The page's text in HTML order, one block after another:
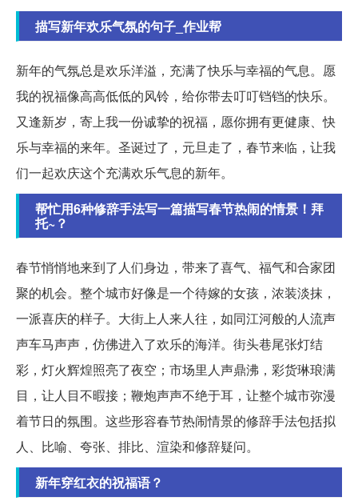
描写新年欢乐气氛的句子_作业帮
新年的气氛总是欢乐洋溢，充满了快乐与幸福的气息。愿
我的祝福像高高低低的风铃，给你带去叮叮铛铛的快乐。
又逢新岁，寄上我一份诚挚的祝福，愿你拥有更健康、快
乐与幸福的来年。圣诞过了，元旦走了，春节来临，让我
们一起欢庆这个充满欢乐气息的新年。
帮忙用6种修辞手法写一篇描写春节热闹的情景！拜
托~？
春节悄悄地来到了人们身边，带来了喜气、福气和合家团
聚的机会。整个城市好像是一个待嫁的女孩，浓装淡抹，
一派喜庆的样子。大街上人来人往，如同江河般的人流声
声车马声声，仿佛进入了欢乐的海洋。街头巷尾张灯结
彩，灯火辉煌照亮了夜空；市场里人声鼎沸，彩货琳琅满
目，让人目不暇接；鞭炮声声不绝于耳，让整个城市弥漫
着节日的氛围。这些形容春节热闹情景的修辞手法包括拟
人、比喻、夸张、排比、渲染和修辞疑问。
新年穿红衣的祝福语？